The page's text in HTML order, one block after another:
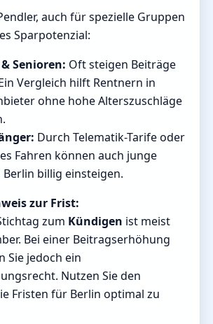
auch für spezielle Gruppen
Sparpotenzial:
Senioren: Oft steigen Beiträge
Vergleich hilft Rentnern in
ohne hohe Alterszuschläge
Durch Telematik-Tarife oder
Fahren können auch junge
Berlin billig einsteigen.
zur Frist:
zum Kündigen ist meist
Bei einer Beitragserhöhung
Sie jedoch ein
Nutzen Sie den
Fristen für Berlin optimal zu